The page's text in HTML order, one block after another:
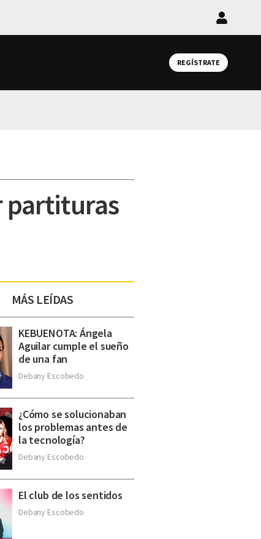
Iniciar
REGÍSTRATE
partituras
MÁS LEÍDAS
KEBUENOTA: Ángela
Aguilar cumple el sueño
de una fan
Debany Escobedo
¿Cómo se solucionaban
los problemas antes de
la tecnología?
Debany Escobedo
El club de los sentidos
Debany Escobedo